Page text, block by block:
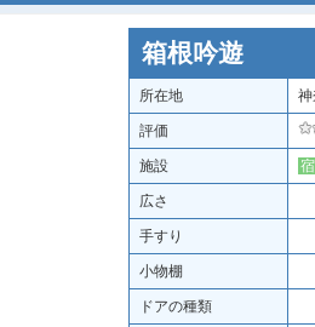
箱根吟遊
所在地
評価
施設 宿
広さ
手すり
小物棚
ドアの種類